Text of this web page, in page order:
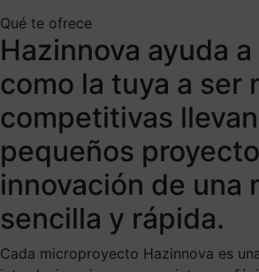
Qué te ofrece
Hazinnova ayuda
como la tuya a ser
competitivas
pequeños
innovación de una
sencilla y rápida.
Cada microproyecto Hazinnova es